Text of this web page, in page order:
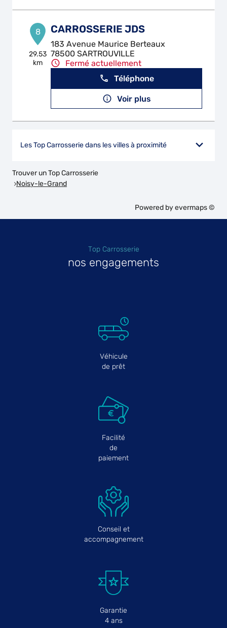
8
29.53
km
CARROSSERIE JDS
183 Avenue Maurice Berteaux
78500 SARTROUVILLE
Fermé actuellement
Téléphone
Voir plus
Les Top Carrosserie dans les villes à proximité
Trouver un Top Carrosserie
Noisy-le-Grand
Powered byevermaps ©
Top Carrosserie
nos engagements
Véhicule
de prêt
Facilité
de
paiement
Conseil et
accompagnement
Garantie
4 ans